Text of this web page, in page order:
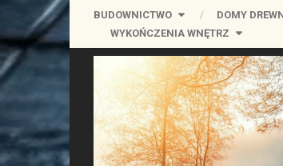
BUDOWNICTWO DOMY
WYKOŃCZENIA WNĘTRZ